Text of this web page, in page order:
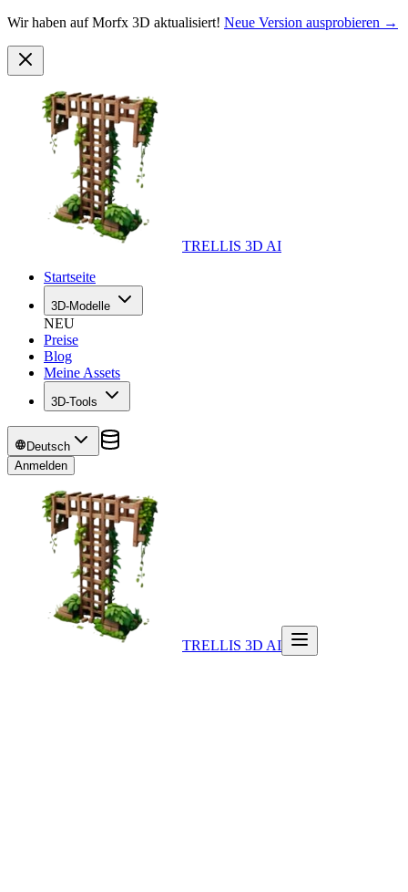
Wir haben auf Morfx 3D aktualisiert! Neue Version ausprobieren →
TRELLIS 3D AI
Startseite
3D-Modelle
NEU
Preise
Blog
Meine Assets
3D-Tools
Deutsch
Anmelden
TRELLIS 3D AI